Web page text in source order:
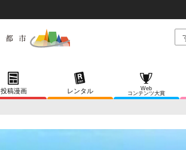
投稿漫画 レンタル
Web
コンテンツ大賞